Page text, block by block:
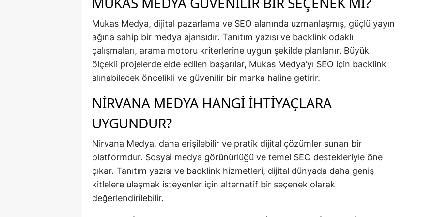
Mukas Medya, dijital pazarlama ve SEO alanında uzmanlaşmış, güçlü yayın
ağına sahip bir medya ajansıdır. Tanıtım yazısı ve backlink odaklı
çalışmaları, arama motoru kriterlerine uygun şekilde planlanır. Büyük
ölçekli projelerde elde edilen başarılar, Mukas Medya’yı SEO için backlink
alınabilecek öncelikli ve güvenilir bir marka haline getirir.
NIRVANA MEDYA HANGI İHTIYAÇLARA
UYGUNDUR?
Nirvana Medya, daha erişilebilir ve pratik dijital çözümler sunan bir
platformdur. Sosyal medya görünürlüğü ve temel SEO destekleriyle öne
çıkar. Tanıtım yazısı ve backlink hizmetleri, dijital dünyada daha geniş
kitlelere ulaşmak isteyenler için alternatif bir seçenek olarak
değerlendirilebilir.